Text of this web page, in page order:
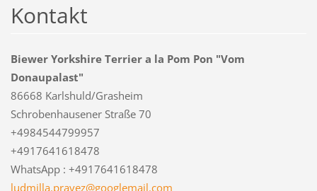
Kontakt
Biewer Yorkshire Terrier a la Pom Pon "Vom
Donaupalast"
86668 Karlshuld/Grasheim
Schrobenhausener Straße 70
+4984544799957
+4917641618478
WhatsApp : +4917641618478
ludmilla.pravez@googlemail.com